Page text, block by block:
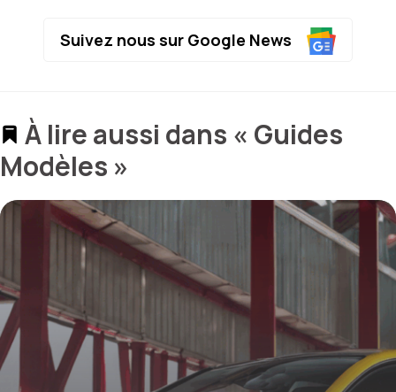
Suivez nous sur Google News
À lire aussi dans « Guides
Modèles »